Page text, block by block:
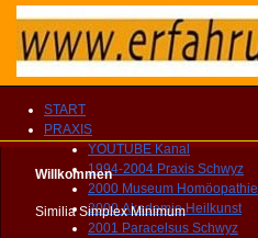
START
PRAXIS
YOUTUBE Kanal
1994-2004 Praxis Schwyz
2000 Museum Homöopathie
2000 Akademie Heilkunst
2001 Paracelsus Schwyz
Willkommen
Similia Simplex Minimum